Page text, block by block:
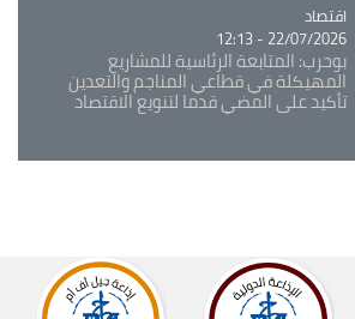
Catégorie
اقتصاد
22/07/2026 - 12:13
بوحرب: المتابعة الرئاسية للمشاريع
المهيكلة في قطاعي المناجم والتعدين
تأكيد على المضي قدما لتنويع الاقتصاد